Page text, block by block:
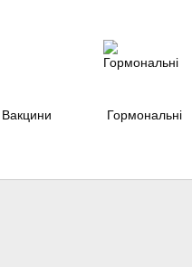
Вакцини Гормональні